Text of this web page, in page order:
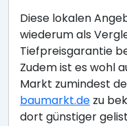
Diese lokalen
wiederum als
Tiefpreisgarantie
Zudem ist es wohl
Markt zumindest
baumarkt.de zu
dort günstiger